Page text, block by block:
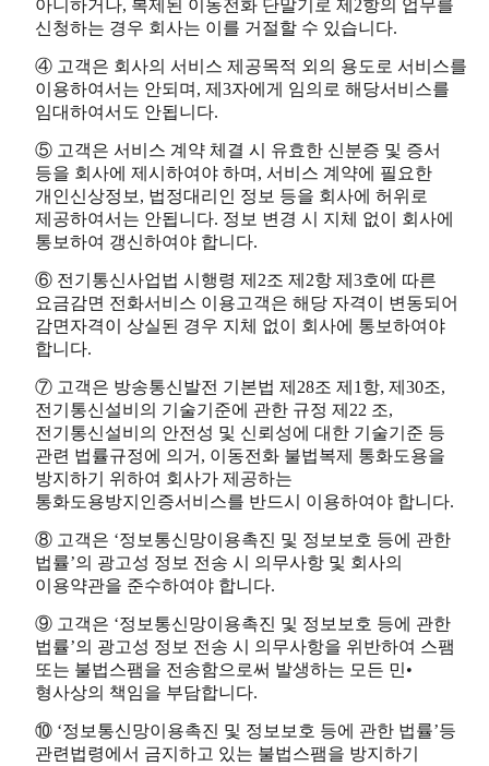
아니하거나, 복제된 이동전화 단말기로 제2항의 업무를
신청하는 경우 회사는 이를 거절할 수 있습니다.
④ 고객은 회사의 서비스 제공목적 외의 용도로 서비스를
이용하여서는 안되며, 제3자에게 임의로 해당서비스를
임대하여서도 안됩니다.
⑤ 고객은 서비스 계약 체결 시 유효한 신분증 및 증서
등을 회사에 제시하여야 하며, 서비스 계약에 필요한
개인신상정보, 법정대리인 정보 등을 회사에 허위로
제공하여서는 안됩니다. 정보 변경 시 지체 없이 회사에
통보하여 갱신하여야 합니다.
⑥ 전기통신사업법 시행령 제2조 제2항 제3호에 따른
요금감면 전화서비스 이용고객은 해당 자격이 변동되어
감면자격이 상실된 경우 지체 없이 회사에 통보하여야
합니다.
⑦ 고객은 방송통신발전 기본법 제28조 제1항, 제30조,
전기통신설비의 기술기준에 관한 규정 제22 조,
전기통신설비의 안전성 및 신뢰성에 대한 기술기준 등
관련 법률규정에 의거, 이동전화 불법복제 통화도용을
방지하기 위하여 회사가 제공하는
통화도용방지인증서비스를 반드시 이용하여야 합니다.
⑧ 고객은 ‘정보통신망이용촉진 및 정보보호 등에 관한
법률’의 광고성 정보 전송 시 의무사항 및 회사의
이용약관을 준수하여야 합니다.
⑨ 고객은 ‘정보통신망이용촉진 및 정보보호 등에 관한
법률’의 광고성 정보 전송 시 의무사항을 위반하여 스팸
또는 불법스팸을 전송함으로써 발생하는 모든 민•
형사상의 책임을 부담합니다.
⑩ ‘정보통신망이용촉진 및 정보보호 등에 관한 법률’등
관련법령에서 금지하고 있는 불법스팸을 방지하기